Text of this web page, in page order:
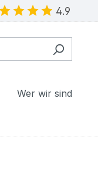
4.9
Wer wir sind